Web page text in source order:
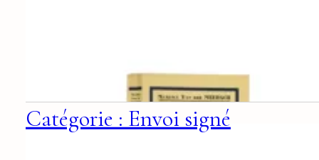
Catégorie : Envoi signé